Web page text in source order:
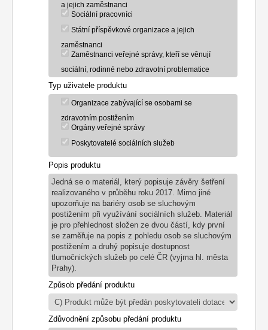
a jejich zaměstnanci
Sociální pracovníci
Státní příspěvkové organizace a jejich
zaměstnanci
Zaměstnanci veřejné správy, kteří se věnují
sociální, rodinné nebo zdravotní problematice
Typ uživatele produktu
Organizace zabývající se osobami se
zdravotním postižením
Orgány veřejné správy
Poskytovatelé sociálních služeb
Popis produktu
Jedná se o materiál, který popisuje závěry šetření
realizovaného v průběhu roku 2017. Mimo jiné
upozorňuje na bariéry osob se sluchovým
postižením při využívání sociálních služeb. Materiál
je pro přehlednost složen ze dvou částí, kdy první
se zaměřuje na popis z pohledu osob se sluchovým
postižením a druhý popisuje dostupnost
tlumočnických služeb po celé ČR (vyjma hl. města
Prahy).
Způsob předání produktu
Zdůvodnění způsobu předání produktu